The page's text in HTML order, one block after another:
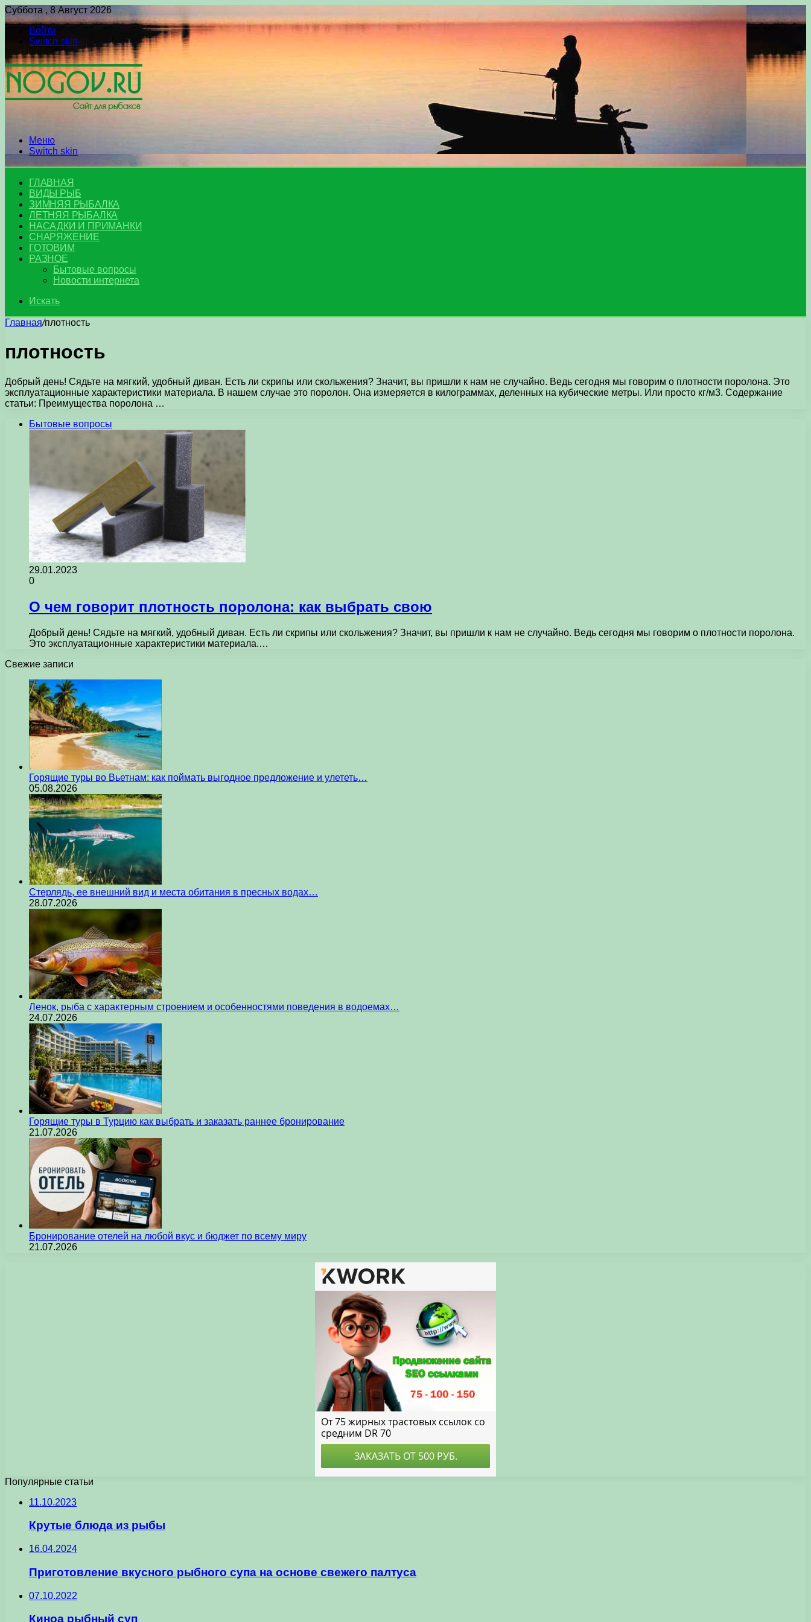
Суббота , 8 Август 2026
Войти
Switch skin
Меню
Switch skin
ГЛАВНАЯ
ВИДЫ РЫБ
ЗИМНЯЯ РЫБАЛКА
ЛЕТНЯЯ РЫБАЛКА
НАСАДКИ И ПРИМАНКИ
СНАРЯЖЕНИЕ
ГОТОВИМ
РАЗНОЕ
Бытовые вопросы
Новости интернета
Искать
Главная/плотность
плотность
Добрый день! Сядьте на мягкий, удобный диван. Есть ли скрипы или скольжения? Значит, вы пришли к нам не случайно. Ведь сегодня мы говорим о плотности поролона. Это
эксплуатационные характеристики материала. В нашем случае это поролон. Она измеряется в килограммах, деленных на кубические метры. Или просто кг/м3. Содержание
статьи: Преимущества поролона …
Бытовые вопросы
29.01.2023
0
О чем говорит плотность поролона: как выбрать свою
Добрый день! Сядьте на мягкий, удобный диван. Есть ли скрипы или скольжения? Значит, вы пришли к нам не случайно. Ведь сегодня мы говорим о плотности поролона.
Это эксплуатационные характеристики материала.…
Свежие записи
Горящие туры во Вьетнам: как поймать выгодное предложение и улететь…
05.08.2026
Стерлядь, ее внешний вид и места обитания в пресных водах…
28.07.2026
Ленок, рыба с характерным строением и особенностями поведения в водоемах…
24.07.2026
Горящие туры в Турцию как выбрать и заказать раннее бронирование
21.07.2026
Бронирование отелей на любой вкус и бюджет по всему миру
21.07.2026
Популярные статьи
11.10.2023
Крутые блюда из рыбы
16.04.2024
Приготовление вкусного рыбного супа на основе свежего палтуса
07.10.2022
Киноа рыбный суп